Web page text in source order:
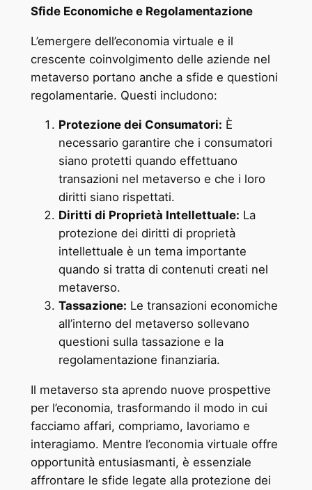
Sfide Economiche e Regolamentazione
L’emergere dell’economia virtuale e il
crescente coinvolgimento delle aziende nel
metaverso portano anche a sfide e questioni
regolamentarie. Questi includono:
Protezione dei Consumatori: È
necessario garantire che i consumatori
siano protetti quando effettuano
transazioni nel metaverso e che i loro
diritti siano rispettati.
Diritti di Proprietà Intellettuale: La
protezione dei diritti di proprietà
intellettuale è un tema importante
quando si tratta di contenuti creati nel
metaverso.
Tassazione: Le transazioni economiche
all’interno del metaverso sollevano
questioni sulla tassazione e la
regolamentazione finanziaria.
Il metaverso sta aprendo nuove prospettive
per l’economia, trasformando il modo in cui
facciamo affari, compriamo, lavoriamo e
interagiamo. Mentre l’economia virtuale offre
opportunità entusiasmanti, è essenziale
affrontare le sfide legate alla protezione dei